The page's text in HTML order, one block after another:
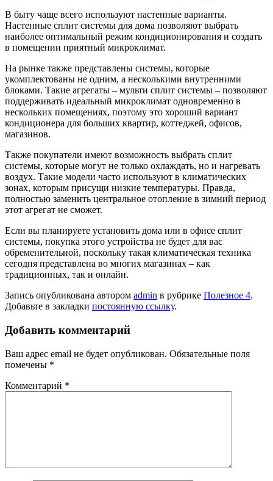
В быту чаще всего используют настенные варианты.
Настенные сплит системы для дома позволяют выбрать
наиболее оптимальный режим кондиционирования и создать
в помещении приятный микроклимат.
На рынке также представлены системы, которые
укомплектованы не одним, а несколькими внутренними
блоками. Такие агрегаты – мульти сплит системы – позволяют
поддерживать идеальный микроклимат одновременно в
нескольких помещениях, поэтому это хороший вариант
кондиционера для больших квартир, коттеджей, офисов,
магазинов.
Также покупатели имеют возможность выбрать сплит
системы, которые могут не только охлаждать, но и нагревать
воздух. Такие модели часто используют в климатических
зонах, которым присущи низкие температуры. Правда,
полностью заменить центральное отопление в зимний период
этот агрегат не сможет.
Если вы планируете установить дома или в офисе сплит
системы, покупка этого устройства не будет для вас
обременительной, поскольку такая климатическая техника
сегодня представлена во многих магазинах – как
традиционных, так и онлайн.
Запись опубликована автором admin в рубрике Полезное 4.
Добавьте в закладки постоянную ссылку.
Добавить комментарий
Ваш адрес email не будет опубликован. Обязательные поля
помечены *
Комментарий *